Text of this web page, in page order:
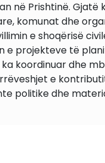
në Prishtinë.
komunat dhe
e shoqërisë
projekteve të
koordinuar dhe
e
politike dhe